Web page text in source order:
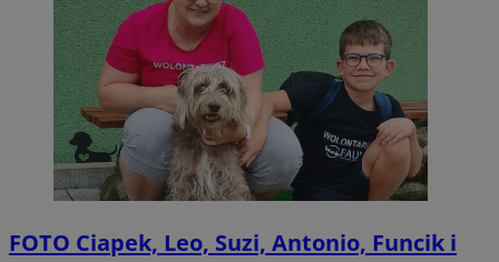
FOTO Ciapek, Leo, Suzi, Antonio, Funcik i